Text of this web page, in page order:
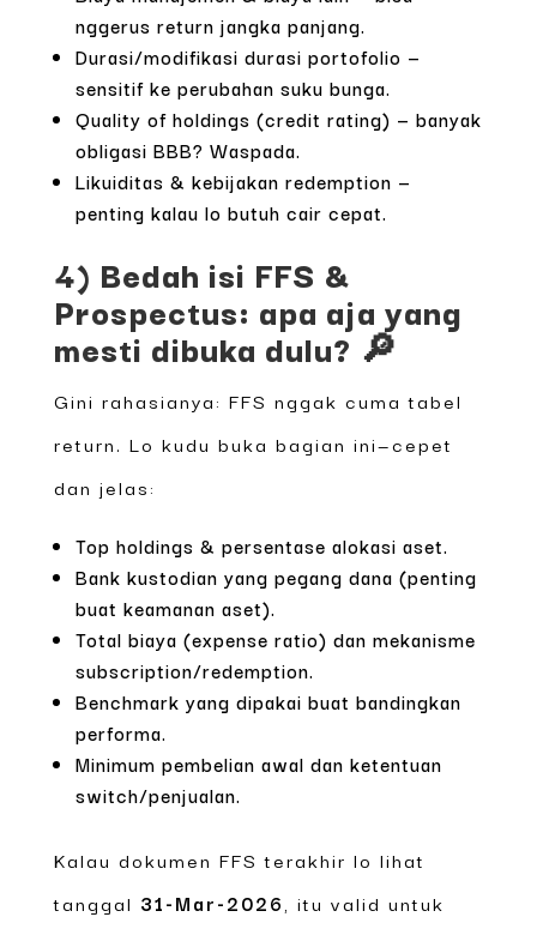
nggerus return jangka panjang.
Durasi/modifikasi durasi portofolio —
sensitif ke perubahan suku bunga.
Quality of holdings (credit rating) — banyak
obligasi BBB? Waspada.
Likuiditas & kebijakan redemption —
penting kalau lo butuh cair cepat.
4) Bedah isi FFS &
Prospectus: apa aja yang
mesti dibuka dulu? 🔎
Gini rahasianya: FFS nggak cuma tabel
return. Lo kudu buka bagian ini—cepet
dan jelas:
Top holdings & persentase alokasi aset.
Bank kustodian yang pegang dana (penting
buat keamanan aset).
Total biaya (expense ratio) dan mekanisme
subscription/redemption.
Benchmark yang dipakai buat bandingkan
performa.
Minimum pembelian awal dan ketentuan
switch/penjualan.
Kalau dokumen FFS terakhir lo lihat
tanggal 31-Mar-2026 , itu valid untuk